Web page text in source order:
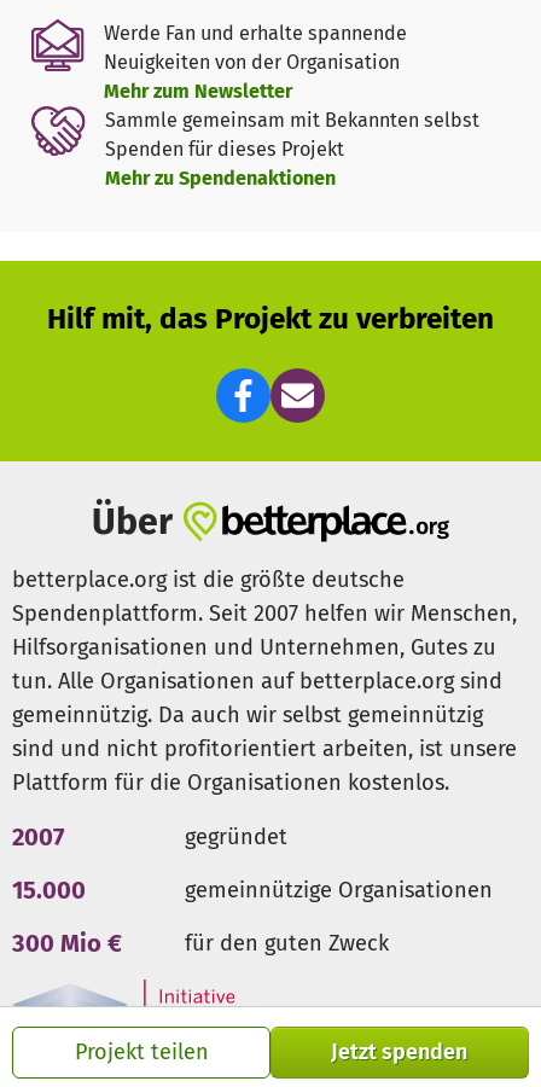
Projekt teilen Jetzt spenden
Lassen Sie uns auch weiterhin gemeinsam dafür
kämpfen, dass Kinder überall auf der Erde ein Leben
voller Hoffnung, Freude und Liebe führen können.
+++
Hintergrund.
Als Arche glauben wir daran, dass jedes Kind etwas
Einzigartiges mit in die Welt bringt. Wir unterstützen
Kinder dabei ihr Potenzial zu entdecken: Talente fördern,
Mit dieser Vision engagieren wir uns als Arche
im Düsseldorfer Stadtteil Wersten für sozial
benachteiligte Kinder und Jugendliche. Inzwischen
erreichen wir mit unseren Angebotentäglich bis zu 70
Kinderim Grundschulalter und 20 Jugendliche.Neben
einem Kern von hauptamtlichen Mitarbeitern engagieren
sich etwa 60 ehrenamtliche Helfer regelmäßig in
unterschiedlichen Projekten bei uns. Die Teilnahme halten
wir bewusst kostenlos und es ist keine Anmeldung
erforderlich, damit Kinder möglichst leicht Zugang finden.
Viele Kinder in unserem Umfeld brauchen besondere
, damit sie sich gesund entwickeln und zu
reifen Persönlichkeiten werden, die ihren Platz im Leben
• Ihr Zugang zu Freizeitangeboten ist oft stark
• Ihr Bildungserfolg ist gefährdet.
• Ihr Lebensalltag ist oft sehr herausfordernd.
Sie brauchen Entlastung, individuelle Förderung und
Werde Fan und erhalte spannende
Neuigkeiten von der Organisation
Mehr zum Newsletter
Sammle gemeinsam mit Bekannten selbst
Spenden für dieses Projekt
Mehr zu Spendenaktionen
Hilf mit, das Projekt zu verbreiten
Über
betterplace.org ist die größte deutsche
Spendenplattform. Seit 2007 helfen wir Menschen,
Hilfsorganisationen und Unternehmen, Gutes zu
tun. Alle Organisationen auf betterplace.org sind
gemeinnützig. Da auch wir selbst gemeinnützig
sind und nicht profitorientiert arbeiten, ist unsere
Plattform für die Organisationen kostenlos.
2007 gegründet
15.000 gemeinnützige Organisationen
300 Mio € für den guten Zweck